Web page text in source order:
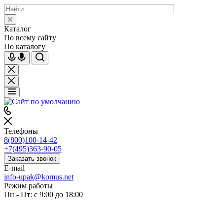
Каталог
По всему сайту
По каталогу
Телефоны
8(800)100-14-42
+7(495)363-90-05
Заказать звонок
E-mail
info-upak@komus.net
Режим работы
Пн - Пт: с 9:00 до 18:00